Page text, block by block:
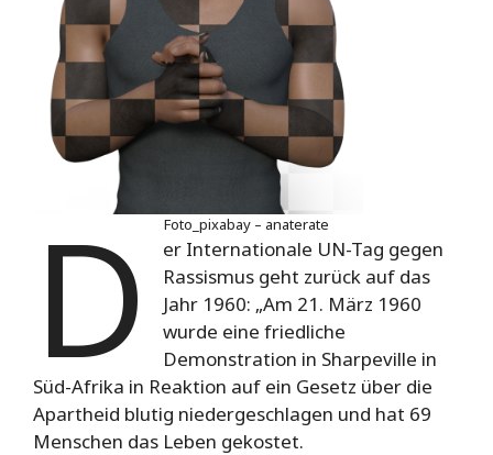
Foto_pixabay – anaterate
D
er Internationale UN-Tag gegen
Rassismus geht zurück auf das
Jahr 1960: „Am 21. März 1960
wurde eine friedliche
Demonstration in Sharpeville in
Süd-Afrika in Reaktion auf ein Gesetz über die
Apartheid blutig niedergeschlagen und hat 69
Menschen das Leben gekostet.